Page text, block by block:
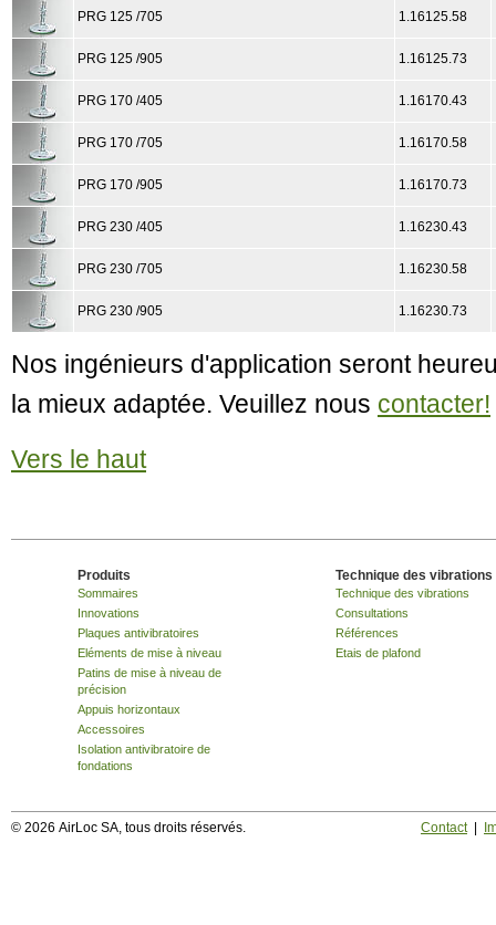
PRG 125 /705 1.16125.58
PRG 125 /905 1.16125.73
PRG 170 /405 1.16170.43
PRG 170 /705 1.16170.58
PRG 170 /905 1.16170.73
PRG 230 /405 1.16230.43
PRG 230 /705 1.16230.58
PRG 230 /905 1.16230.73
Nos ingénieurs d'application seront
la mieux adaptée. Veuillez nous contacter!
Vers le haut
Produits
Sommaires
Innovations
Plaques antivibratoires
Eléments de mise à niveau
Patins de mise à niveau de
précision
Appuis horizontaux
Accessoires
Isolation antivibratoire de
fondations
Technique des vibrations
Technique des vibrations
Consultations
Références
Etais de plafond
© 2026 AirLoc SA, tous droits réservés. Contact|